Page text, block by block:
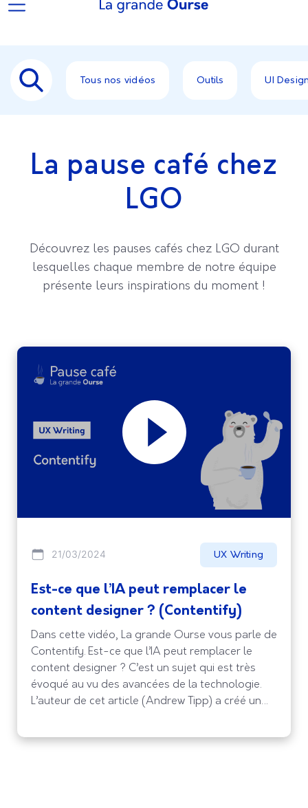
Tous nos vidéos Outils UI
La pause café chez
LGO
Découvrez les pauses cafés chez LGO durant
lesquelles chaque membre de notre équipe
présente leurs inspirations du moment !
21/03/2024 UX Writing
Est-ce que l’IA peut remplacer le
content designer ? (Contentify)
Dans cette vidéo, La grande Ourse vous parle de
Contentify. Est-ce que l’IA peut remplacer le
content designer ? C’est un sujet qui est très
évoqué au vu des avancées de la technologie.
L’auteur de cet article (Andrew Tipp) a créé un
pouvait remplacer les contents